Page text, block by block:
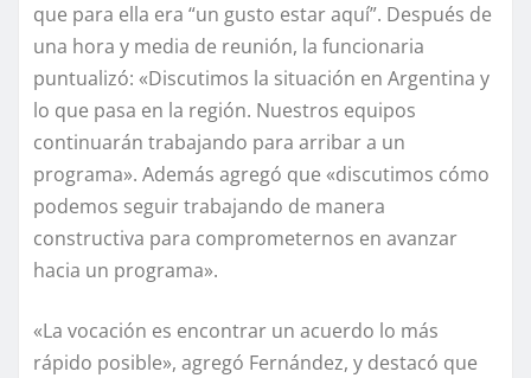
que para ella era “un gusto estar aquí”. Después de
una hora y media de reunión, la funcionaria
puntualizó: «Discutimos la situación en Argentina y
lo que pasa en la región. Nuestros equipos
continuarán trabajando para arribar a un
programa». Además agregó que «discutimos cómo
podemos seguir trabajando de manera
constructiva para comprometernos en avanzar
hacia un programa».
«La vocación es encontrar un acuerdo lo más
rápido posible», agregó Fernández, y destacó que